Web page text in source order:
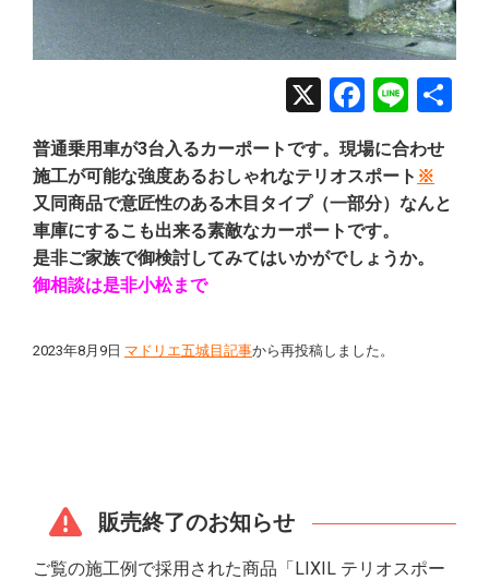
X Line
普通乗用車が3台入るカーポートです。現場に合わせ
施工が可能な強度あるおしゃれなテリオスポート ※
又同商品で意匠性のある木目タイプ（一部分）なんと
車庫にするこも出来る素敵なカーポートです。
是非ご家族で御検討してみてはいかがでしょうか。
御相談は是非小松まで
2023年8月9日 マドリエ五城目記事から再投稿しました。
販売終了のお知らせ
ご覧の施工例で採用された商品「LIXIL テリオスポー